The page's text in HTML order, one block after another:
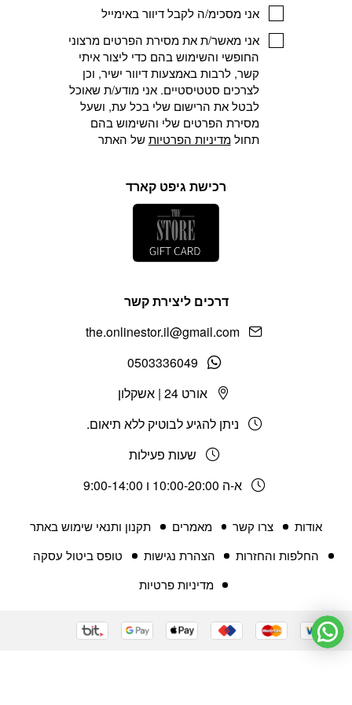
אני מסכימ/ה לקבל דיוור באימייל
אני מאשר/ת את מסירת הפרטים מרצוני
החופשי והשימוש בהם כדי ליצור איתי
קשר, לרבות באמצעות דיוור ישיר, וכן
לצרכים סטטיסטיים. אני מודע/ת שאוכל
לבטל את הרישום שלי בכל עת, ושעל
מסירת הפרטים שלי והשימוש בהם
תחולמדיניות הפרטיותשל האתר
אודות צרו קשר מאמרים
תקנון ותנאי שימוש באתר
החלפות והחזרות
הצהרת נגישות
טופס ביטול עסקה
מדיניות פרטיות
דרכים ליצירת קשר
the.onlinestor.il@gmail.com
0503336049
אורט 24 | אשקלון
ניתן להגיע לבוטיק ללא תיאום.
שעות פעילות
א-ה 10:00-20:00 ו 9:00-14:00
רכישת גיפט קארד